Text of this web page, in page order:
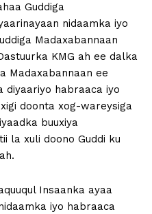
Guddiga
nidaamka iyo
Madaxabannaan
KMG ah ee dalka
Madaxabannaan ee
diyaariyo habraaca iyo
doonta xog-wareysiga
buuxiya
la xuli doono Guddi ku
Insaanka ayaa
iyo habraaca